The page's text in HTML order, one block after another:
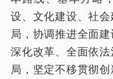
设、文化建设、社
局，协调推进全面
深化改革、全面依
局，坚定不移贯彻